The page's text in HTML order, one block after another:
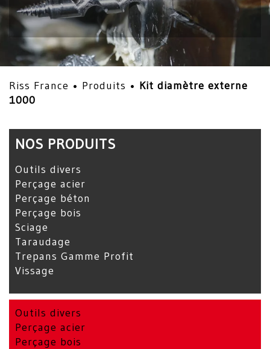
Riss France • Produits • Kit diamètre externe
1000
NOS PRODUITS
Outils divers
Perçage acier
Perçage béton
Perçage bois
Sciage
Taraudage
Trepans Gamme Profit
Vissage
Outils divers
Perçage acier
Perçage bois